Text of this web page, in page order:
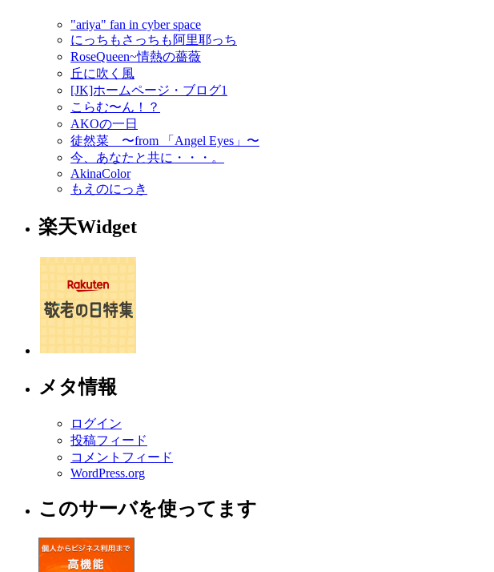
"ariya" fan in cyber space
にっちもさっちも阿里耶っち
RoseQueen~情熱の薔薇
丘に吹く風
[JK]ホームページ・ブログ1
こらむ〜ん！？
AKOの一日
徒然菜 〜from 「Angel Eyes」〜
今、あなたと共に・・・。
AkinaColor
もえのにっき
楽天Widget
メタ情報
ログイン
投稿フィード
コメントフィード
WordPress.org
このサーバを使ってます